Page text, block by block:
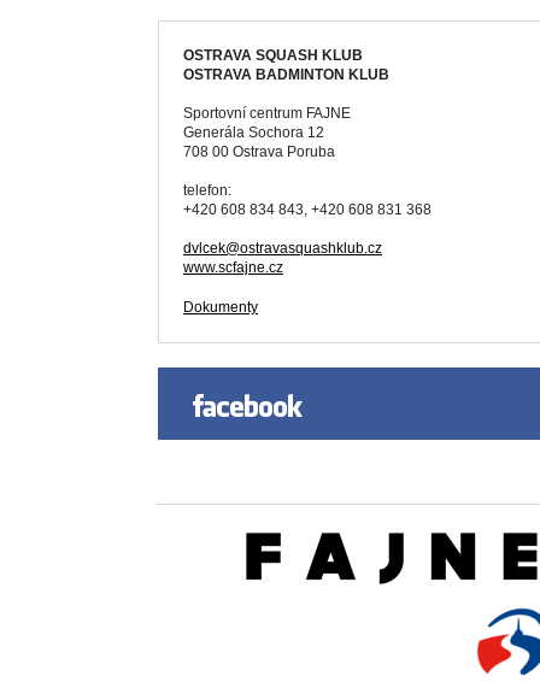
OSTRAVA SQUASH KLUB
OSTRAVA BADMINTON KLUB
Sportovní centrum FAJNE
Generála Sochora 12
708 00 Ostrava Poruba
telefon:
+420 608 834 843, +420 608 831 368
dvlcek@ostravasquashklub.cz
www.scfajne.cz
Dokumenty